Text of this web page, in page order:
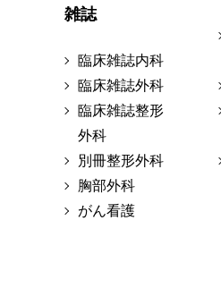
雑誌
臨床雑誌内科
臨床雑誌外科
臨床雑誌整形
外科
別冊整形外科
胸部外科
がん看護